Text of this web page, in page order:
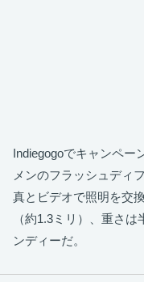
Indiegogoでキャンペー
メンのフラッシュディ
真とビデオで照明を交
（約1.3ミリ）、重さ
ンディーだ。